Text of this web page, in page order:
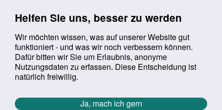
Helfen Sie uns, besser zu werden
Wir möchten wissen, was auf unserer Website gut
funktioniert - und was wir noch verbessern können.
Dafür bitten wir Sie um Erlaubnis, anonyme
Nutzungsdaten zu erfassen. Diese Entscheidung ist
natürlich freiwillig.
Ja, mach ich gern
Suchbegriff:
Sie befinden sich hier:
Startseite Aktuelles Aktuelle Meldungen
Aktuelle Meldungen